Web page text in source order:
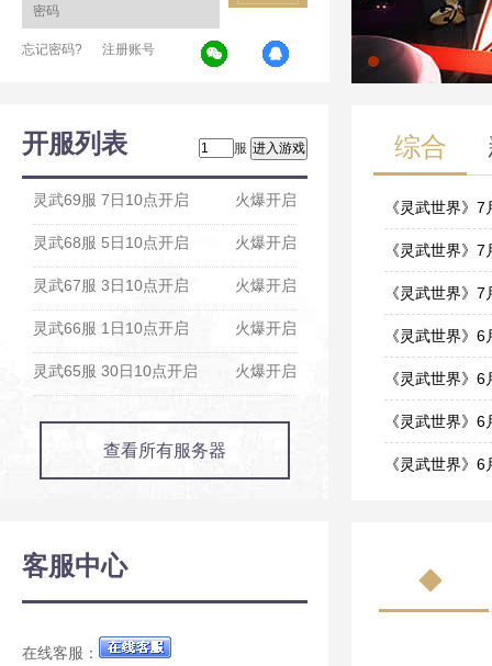
忘记密码? 注册账号
开服列表 服
火爆开启
灵武69服 7日10点开启
火爆开启
灵武68服 5日10点开启
火爆开启
灵武67服 3日10点开启
火爆开启
灵武66服 1日10点开启
火爆开启
灵武65服 30日10点开启
查看所有服务器
客服中心
在线客服：
综合
《灵武世界》
07-29
《灵武世界》
07-22
《灵武世界》
07-01
《灵武世界》
06-15
《灵武世界》
06-10
《灵武世界》
06-03
《灵武世界》
《灵武世界》